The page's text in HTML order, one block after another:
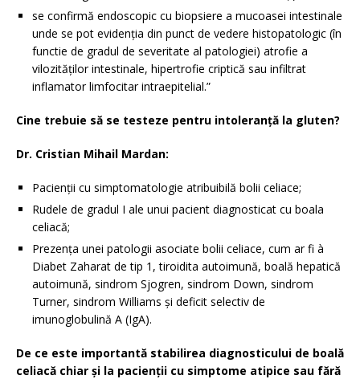
se confirmă endoscopic cu biopsiere a mucoasei intestinale
unde se pot evidenția din punct de vedere histopatologic (în
functie de gradul de severitate al patologiei) atrofie a
vilozităților intestinale, hipertrofie criptică sau infiltrat
inflamator limfocitar intraepitelial.”
Cine trebuie să se testeze pentru intoleranţă la gluten?
Dr. Cristian Mihail Mardan:
Pacienții cu simptomatologie atribuibilă bolii celiace;
Rudele de gradul I ale unui pacient diagnosticat cu boala
celiacă;
Prezența unei patologii asociate bolii celiace, cum ar fi à
Diabet Zaharat de tip 1, tiroidita autoimună, boală hepatică
autoimună, sindrom Sjogren, sindrom Down, sindrom
Turner, sindrom Williams și deficit selectiv de
imunoglobulină A (IgA).
De ce este importantă stabilirea diagnosticului de boală
celiacă chiar şi la pacienţii cu simptome atipice sau fără